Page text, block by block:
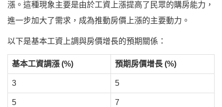
漲。這種現象主要是由於工資上漲提高了民眾的購房能力，
進一步加大了需求，成為推動房價上漲的主要動力。
以下是基本工資上調與房價增長的預期關係：
基本工資調漲 (%) 預期房價增長 (%)
3 5
5 7